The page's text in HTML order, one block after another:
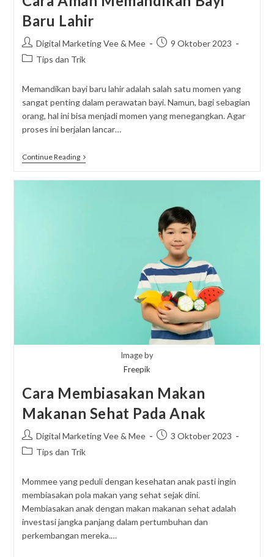
Baru Lahir
Post
author:
Digital Marketing Vee & Mee
Post9 Oktober 2023
PostTips dan Trik
Memandikan bayi baru lahir adalah salah satu momen yang
sangat penting dalam perawatan bayi. Namun, bagi sebagian
orang, hal ini bisa menjadi momen yang menegangkan. Agar
proses ini berjalan lancar…
Continue ReadingCara
Aman
Image by
Freepik
Cara Membiasakan Makan
Makanan Sehat Pada Anak
Post
author:
Digital Marketing Vee & Mee
Post3 Oktober 2023
PostTips dan Trik
Mommee yang peduli dengan kesehatan anak pasti ingin
membiasakan pola makan yang sehat sejak dini.
Membiasakan anak dengan makan makanan sehat adalah
investasi jangka panjang dalam pertumbuhan dan
perkembangan mereka.…